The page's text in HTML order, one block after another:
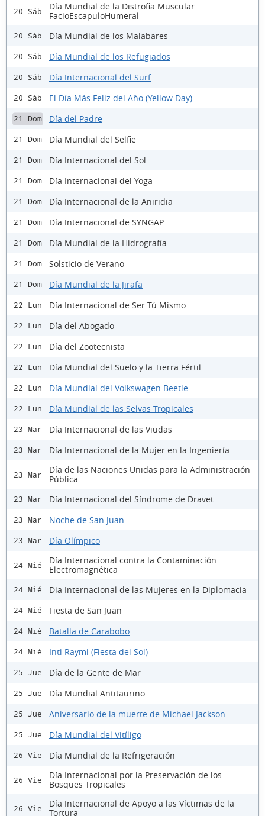
20 Sáb
Día Mundial de la Distrofia Muscular
FacioEscapuloHumeral
20 Sáb Día Mundial de los Malabares
20 Sáb Día Mundial de los Refugiados
20 Sáb Día Internacional del Surf
20 Sáb El Día Más Feliz del Año (Yellow Day)
21 Dom Día del Padre
21 Dom Día Mundial del Selfie
21 Dom Día Internacional del Sol
21 Dom Día Internacional del Yoga
21 Dom Día Internacional de la Aniridia
21 Dom Día Internacional de SYNGAP
21 Dom Día Mundial de la Hidrografía
21 Dom Solsticio de Verano
21 Dom Día Mundial de la Jirafa
22 Lun Día Internacional de Ser Tú Mismo
22 Lun Día del Abogado
22 Lun Día del Zootecnista
22 Lun Día Mundial del Suelo y la Tierra Fértil
22 Lun Día Mundial del Volkswagen Beetle
22 Lun Día Mundial de las Selvas Tropicales
23 Mar Día Internacional de las Viudas
23 Mar Día Internacional de la Mujer en la Ingeniería
23 Mar
Día de las Naciones Unidas para la Administración
Pública
23 Mar Día Internacional del Síndrome de Dravet
23 Mar Noche de San Juan
23 Mar Día Olímpico
24 Mié
Día Internacional contra la Contaminación
Electromagnética
24 Mié Dia Internacional de las Mujeres en la Diplomacia
24 Mié Fiesta de San Juan
24 Mié Batalla de Carabobo
24 Mié Inti Raymi (Fiesta del Sol)
25 Jue Día de la Gente de Mar
25 Jue Día Mundial Antitaurino
25 Jue Aniversario de la muerte de Michael Jackson
25 Jue Día Mundial del Vitíligo
26 Vie Día Mundial de la Refrigeración
26 Vie
Día Internacional por la Preservación de los
Bosques Tropicales
26 Vie
Día Internacional de Apoyo a las Víctimas de la
Tortura